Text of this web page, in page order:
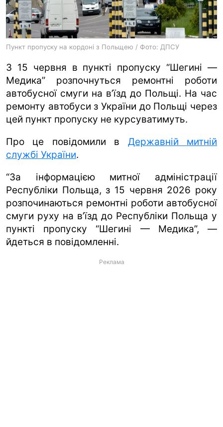
Пункт пропуску на кордоні з Польщею / Фото: ДПСУ
З 15 червня в пункті пропуску “Шегині —
Медика” розпочнуться ремонтні роботи
автобусної смуги на в’їзд до Польщі. На час
ремонту автобуси з України до Польщі через
цей пункт пропуску не курсуватимуть.
Про це повідомили в Державній митній
службі України.
“За інформацією митної адміністрації
Республіки Польща, з 15 червня 2026 року
розпочинаються ремонтні роботи автобусної
смуги руху на в’їзд до Республіки Польща у
пункті пропуску “Шегині — Медика”, —
йдеться в повідомленні.
Реклама